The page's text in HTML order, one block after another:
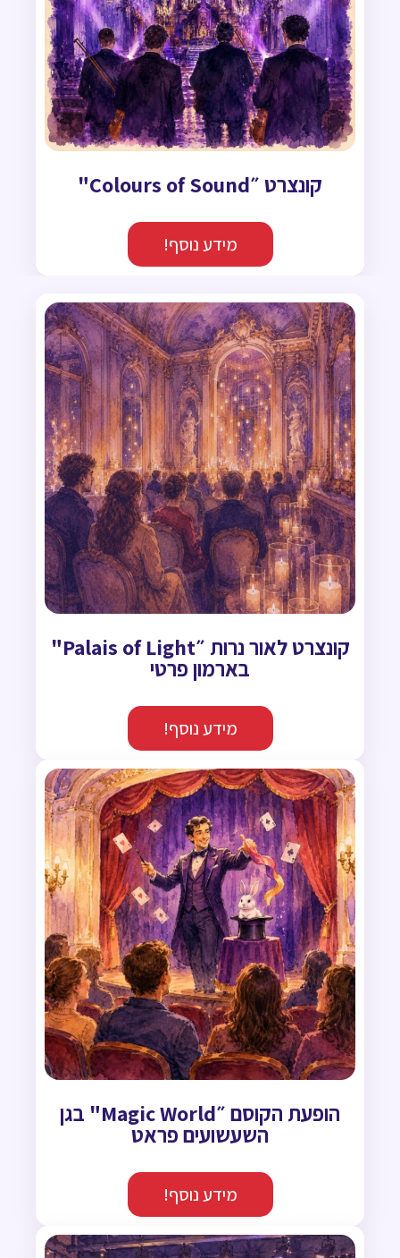
קונצרט ״Colours of Sound"
מידע נוסף!
קונצרט לאור נרות ״Palais of Light"
בארמון פרטי
מידע נוסף!
הופעת הקוסם ״Magic World" בגן
השעשועים פראט
מידע נוסף!